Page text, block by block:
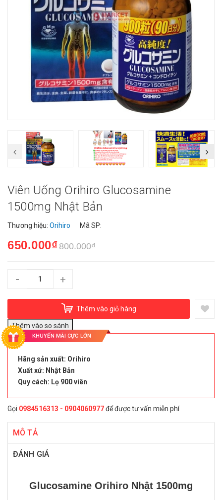
Viên Uống Orihiro Glucosamine
1500mg Nhật Bản
Thương hiệu: Orihiro Mã SP:
650.000₫800.000₫
- +
Thêm vào giỏ hàng
KHUYẾN MÃI CỰC LỚN
Hãng sản xuất: Orihiro
Xuất xứ: Nhật Bản
Quy cách: Lọ 900 viên
Gọi 0984516313 - 0904060977để được tư vấn miễn phí
MÔ TẢ
ĐÁNH GIÁ
Glucosamine Orihiro Nhật 1500mg